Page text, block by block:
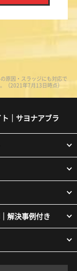
原因・スラッジにも対応で
（2021年7月13日時点）
｜サヨナアブラ
解決事例付き